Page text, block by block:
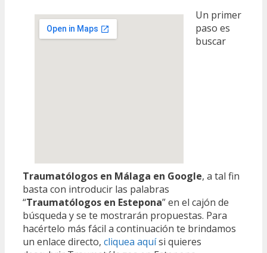
Un primer
paso es
buscar
Traumatólogos en Málaga en Google, a tal fin
basta con introducir las palabras
“Traumatólogos en Estepona” en el cajón de
búsqueda y se te mostrarán propuestas. Para
hacértelo más fácil a continuación te brindamos
un enlace directo, cliquea aquísi quieres